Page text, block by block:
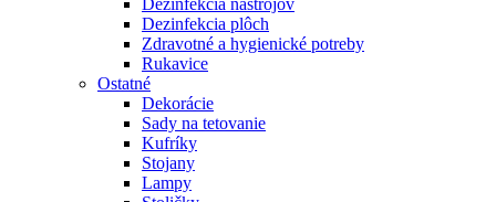
Dezinfekcia plôch
Zdravotné a hygienické potreby
Rukavice
Ostatné
Dekorácie
Sady na tetovanie
Kufríky
Stojany
Lampy